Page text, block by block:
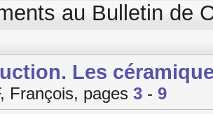
au Bulletin de
Les
François, pages 3 - 9